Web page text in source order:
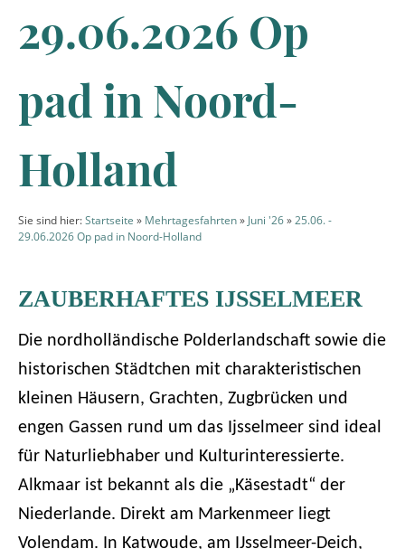
29.06.2026 Op
pad in Noord-
Holland
Sie sind hier:Startseite » Mehrtagesfahrten» Juni '26» 25.06. -
29.06.2026 Op pad in Noord-Holland
ZAUBERHAFTES IJSSELMEER
Die nordholländische Polderlandschaft sowie die
historischen Städtchen mit charakteristischen
kleinen Häusern, Grachten, Zugbrücken und
engen Gassen rund um das Ijsselmeer sind ideal
für Naturliebhaber und Kulturinteressierte.
Alkmaar ist bekannt als die „Käsestadt“ der
Niederlande. Direkt am Markenmeer liegt
Volendam. In Katwoude, am IJsselmeer-Deich,